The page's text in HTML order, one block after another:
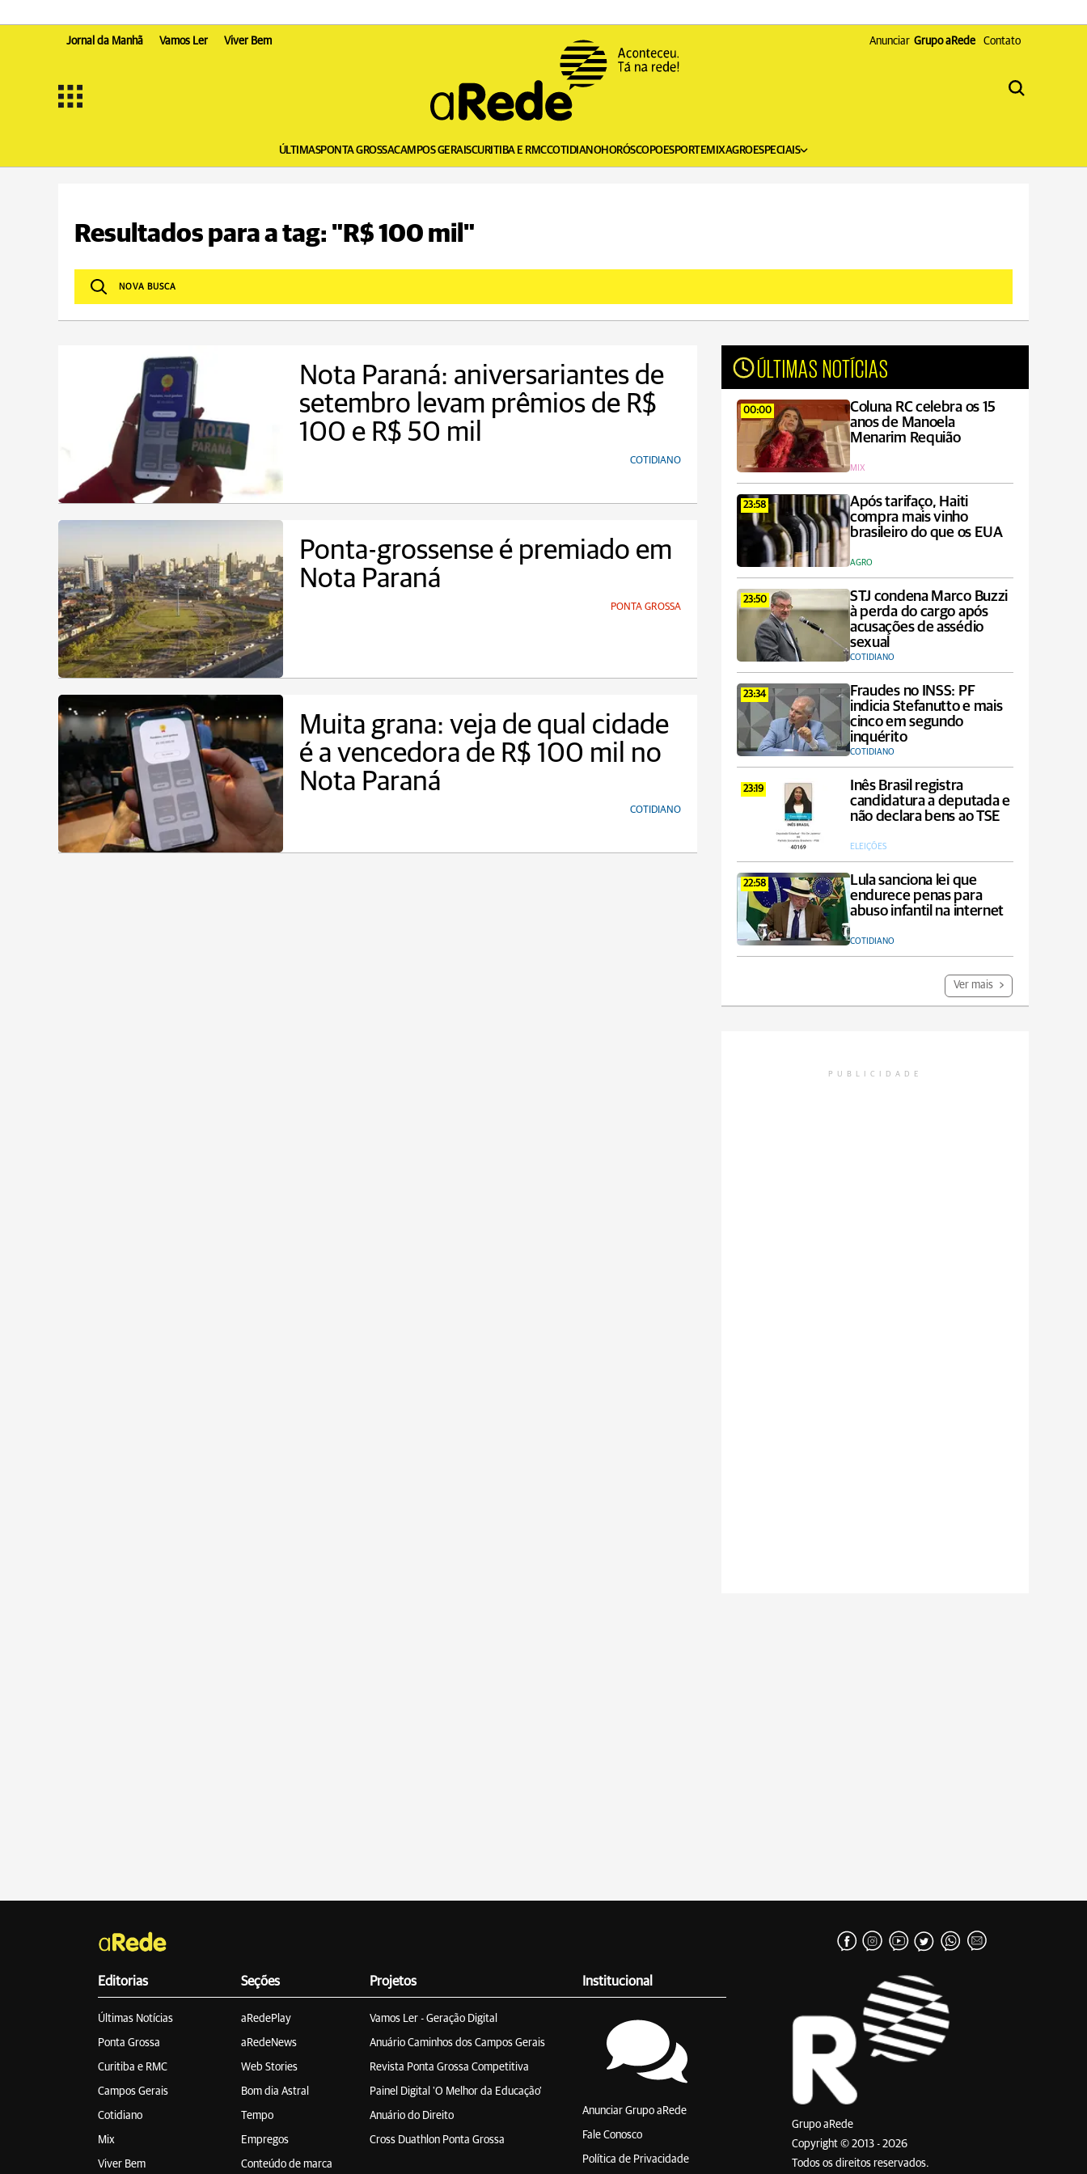
Jornal da Manhã Vamos Ler Viver Bem Anunciar Grupo aRede Contato
ÚLTIMASPONTA GROSSACAMPOS GERAISCURITIBA E RMCCOTIDIANOHORÓSCOPOESPORTEMIXAGROESPECIAIS
Resultados para a tag: "R$ 100 mil"
Nota Paraná: aniversariantes de
setembro levam prêmios de R$
100 e R$ 50 mil
COTIDIANO
Ponta-grossense é premiado em
Nota Paraná
PONTA GROSSA
Muita grana: veja de qual cidade
é a vencedora de R$ 100 mil no
Nota Paraná
COTIDIANO
ÚLTIMAS NOTÍCIAS
00:00
Coluna RC celebra os 15
anos de Manoela
Menarim Requião
MIX
23:58
Após tarifaço, Haiti
compra mais vinho
brasileiro do que os EUA
AGRO
23:50
STJ condena Marco Buzzi
à perda do cargo após
acusações de assédio
sexual
COTIDIANO
23:34
Fraudes no INSS: PF
indicia Stefanutto e mais
cinco em segundo
inquérito
COTIDIANO
23:19
Inês Brasil registra
candidatura a deputada e
não declara bens ao TSE
ELEIÇÕES
22:58
Lula sanciona lei que
endurece penas para
abuso infantil na internet
COTIDIANO
Ver mais
PUBLICIDADE
Editorias
Últimas Notícias
Ponta Grossa
Curitiba e RMC
Campos Gerais
Cotidiano
Mix
Viver Bem
Seções
aRedePlay
aRedeNews
Web Stories
Bom dia Astral
Tempo
Empregos
Conteúdo de marca
Projetos
Vamos Ler - Geração Digital
Anuário Caminhos dos Campos Gerais
Revista Ponta Grossa Competitiva
Painel Digital 'O Melhor da Educação'
Anuário do Direito
Cross Duathlon Ponta Grossa
Institucional
Anunciar Grupo aRede
Fale Conosco
Política de Privacidade
Grupo aRede
Copyright © 2013 - 2026
Todos os direitos reservados.